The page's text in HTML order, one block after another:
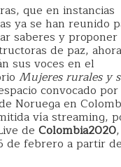
que en instancias
ya se han reunido
saberes y
de paz, ahora
sus voces en el
Mujeres rurales y
convocado
Noruega en
vía streaming,
de Colombia2020
de febrero a partir